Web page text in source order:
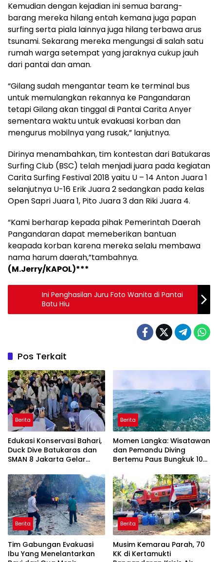
Kemudian dengan kejadian ini semua barang-
barang mereka hilang entah kemana juga papan
surfing serta piala lainnya juga hilang terbawa arus
tsunami. Sekarang mereka mengungsi di salah satu
rumah warga setempat yang jaraknya cukup jauh
dari pantai dan aman.
“Gilang sudah mengantar team ke terminal bus
untuk memulangkan rekannya ke Pangandaran
tetapi Gilang akan tinggal di Pantai Carita Anyer
sementara waktu untuk evakuasi korban dan
mengurus mobilnya yang rusak,” lanjutnya.
Dirinya menambahkan, tim kontestan dari Batukaras
Surfing Club (BSC) telah menjadi juara pada kegiatan
Carita Surfing Festival 2018 yaitu U – 14 Anton Juara 1
selanjutnya U-16 Erik Juara 2 sedangkan pada kelas
Open Sapri Juara 1, Pito Juara 3 dan Riki Juara 4.
“Kami berharap kepada pihak Pemerintah Daerah
Pangandaran dapat memeberikan bantuan
keapada korban karena mereka selalu membawa
nama harum daerah,”tambahnya.
(M.Jerry/KAPOL)***
Ini Penghasilan Juru Foto Wanita di Pantai
Batu Hiu
Pos Terkait
Berita
Edukasi Konservasi Bahari,
Duck Dive Batukaras dan
SMAN 8 Jakarta Gelar
Karang
Berita
Momen Langka: Wisatawan
dan Pemandu Diving
Bertemu Paus Bungkuk 10
Berita
Tim Gabungan Evakuasi
Ibu Yang Menelantarkan
Berita
Musim Kemarau Parah, 70
KK di Kertamukti